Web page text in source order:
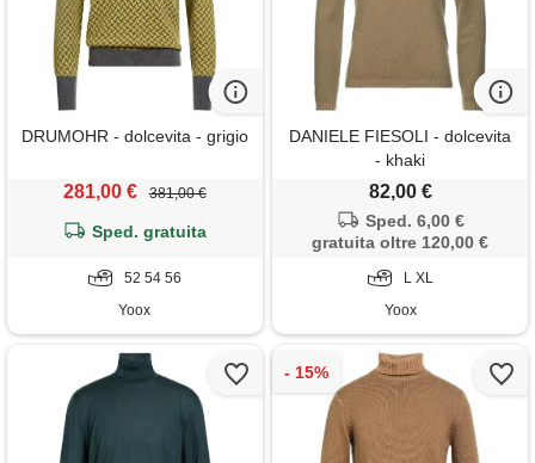
DRUMOHR - dolcevita - grigio
281,00 € 381,00 €
Sped. gratuita
52 54 56
Yoox
DANIELE FIESOLI - dolcevita
- khaki
82,00 €
Sped. 6,00 €
gratuita oltre 120,00 €
L XL
Yoox